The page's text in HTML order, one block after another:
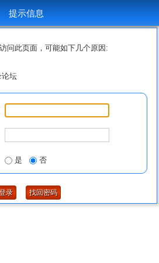
提示信息
问此页面，可能如下几个原因:
论坛
是 否